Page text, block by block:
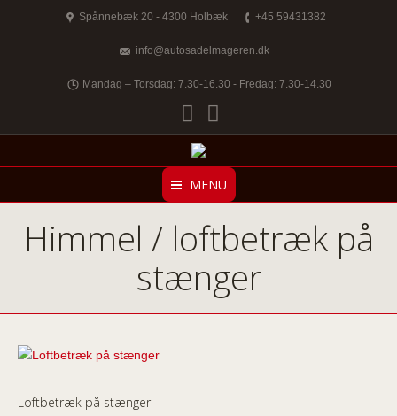
Spånnebæk 20 - 4300 Holbæk +45 59431382
info@autosadelmageren.dk
Mandag – Torsdag: 7.30-16.30 - Fredag: 7.30-14.30
Facebook
MENU
Himmel / loftbetræk på
stænger
Loftbetræk på stænger